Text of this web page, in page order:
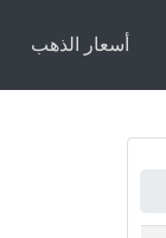
أسعار الذهب